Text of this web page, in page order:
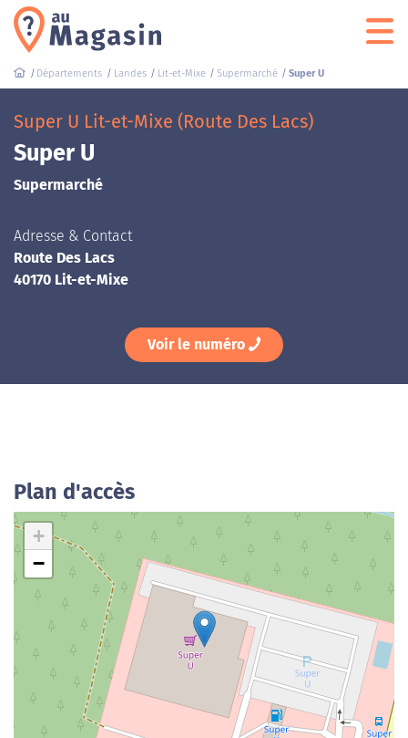
Départements Landes Lit-et-Mixe Supermarché Super U
Super U Lit-et-Mixe (Route Des Lacs)
Super U
Supermarché
Adresse & Contact
Route Des Lacs
40170 Lit-et-Mixe
Voir le numéro
Plan d'accès
+
−